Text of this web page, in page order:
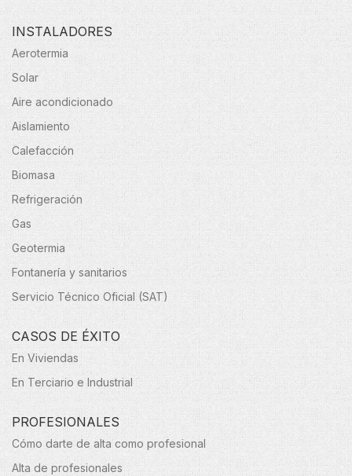
INSTALADORES
Aerotermia
Solar
Aire acondicionado
Aislamiento
Calefacción
Biomasa
Refrigeración
Gas
Geotermia
Fontanería y sanitarios
Servicio Técnico Oficial (SAT)
CASOS DE ÉXITO
En Viviendas
En Terciario e Industrial
PROFESIONALES
Cómo darte de alta como profesional
Alta de profesionales